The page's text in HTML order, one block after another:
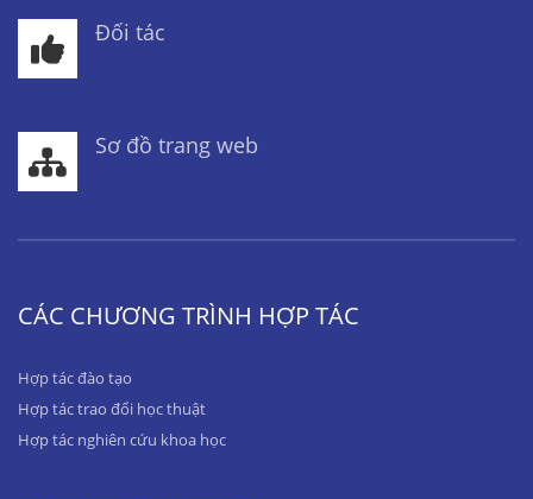
Đối tác
Sơ đồ trang web
CÁC CHƯƠNG TRÌNH HỢP TÁC
Hợp tác đào tạo
Hợp tác trao đổi học thuật
Hợp tác nghiên cứu khoa học